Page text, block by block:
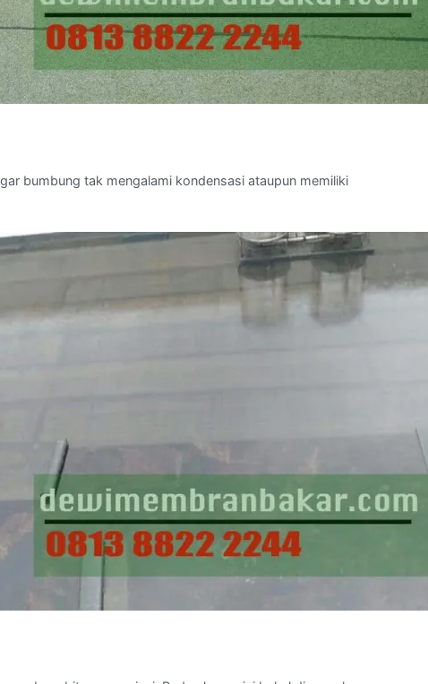
bumbung tak mengalami kondensasi ataupun memiliki